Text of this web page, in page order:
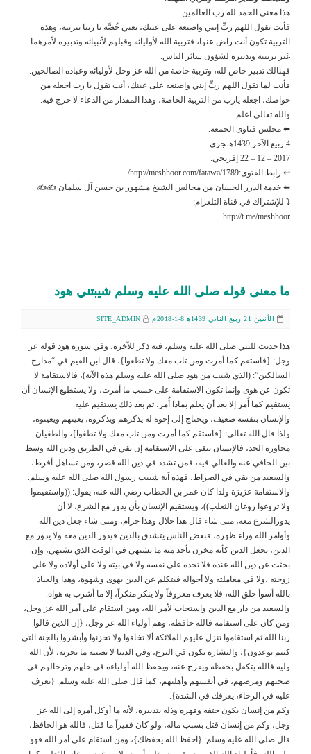
هذا معنى الحمد لله رب العالمين.
فأنت تقول اللهم ربِّ إبني واصنعه على عينك، يعني خُصَّه يا ربنا بتربية، وهذه
التربية تكون أنت راض عنها، فتربية الله لأوليائه وقبلهم لأنبيائه وتدبيره لأمرهما
غير تربيته وتدبيره لشؤون سائر الناس.
فهنالك تدبير خاص لله، وتربية خاصة من الله عز وجل لأوليائه وعباده الصالحين.
فأنت لما تقول اللهم ربِّ إبني واصنعه على عينك، أنت تقول يا رب اجعله من
خواصك، اجعله يارب من التربية الخاصة، وهذا المقدار من الدعاء لا حرج فيه.
والله تعالى اعلم .
⬅ مجلس فتاوى الجمعة.
4 ربيع الآخر 1439هـجري.
2017 – 12 – 22 إفرنجي.
↩ رابط الفتوى:http://meshhoor.com/fatawa/1789/
⬅ خدمة الدرر الحسان من مجالس الشيخ مشهور بن حسن آل سلمان ✍✍
⤵ للإشتراك في قناة التلغرام:
http://t.me/meshhoor
ما معنى قوله صلى الله عليه وسلم شيبتني هود
الأثنين 21 ربيع الثاني 1439ﻫ 8-1-2018م SITE_ADMIN
هذا حديث للنبي صلى الله عليه وسلم، فيه ذكر للآخرة، وفي سورة هود قوله عز
وجل: {فاستقم كما أمرت ومن تاب معك ولا تطغوا}، قال ابن القيم في “مدارج
السالكين”: (الذي شيب من هود صلى الله عليه وسلم هذه الآية)، فالاستقامة لا
تكون عن هوى وإنما تكون الاستقامة على حسب ما أمرت، ولا يستطيع الإنسان أن
يستقيم كما أُمر إلا بعد أن يعلم بماذا أُمر، ثم بعد ذلك يستقيم عليه.
والإنسان بنفسه ضعيف، ويحتاج إلى إخوة له يذكرهم ويذكروه، يعينهم ويعينوه،
ولذا قال الله تعالى: {فاستقم كما أمرت ومن تاب معك ولا تطغوا}، والطغيان
مجاوزة الحد، فالإنسان يبقى على الاستقامة إن بقي في الطريق ودين الله وسط
بين الجافي عنه والغالي فيه، فمن تشدد في دين الله قصر، ومن تساهل أفرط،
والسعيد من بقي في الصراط، فهذه آية شيبت رسول الله صلى الله عليه وسلم.
والاستقامة عزيزة ولذا كان عمر بن الخطاب رضي الله عنه، يقول: ((واستقيموا
ولا تروغوا روغان الثعلب))، ويستقيم الإنسان بأن يدور مع الشرع، لا أن
يدورالشرع معه، متى شاء قال هذا حلال وهذا حرام، ومتى شاء جعل دين الله
وأوامر الله وراء ظهره، فبعض الناس يتشدق بالدين فيدور الدين معه ولا يدور مع
الدين، يجعل الدين كأنه مخزن يأخذ منه ما يشتهي في الوقت الذي يشتهي، وإن
بحثت عن دين الله عنده فلا تجده على نفسه ولا في بيته ولا على أولاده ولا على
زوجته ،ولا في معاملته ولا أحواله فيتكلم عن الدين بهوى وشهوة، وهذا والعياذ
بالله أسوأ خلق الله، فلا يعرف معروفاً ولا ينكر منكراً، إلا ما أشرب به هواه.
والسعيد من دار مع الدين واستجاب لأمر الله، ومن استقام على أمر الله عز وجل،
ومن كان على استقامة فالله حافظه، وهم أولياء الله عز وجل، {إن الذين قالوا
ربنا الله ثم استقاموا تنزل عليهم الملائكة ألا تخافوا ولا تحزنوا وأبشروا بالجنة التي
كنتم توعدون}، والبشارة تكون في النزع، وفي الدنيا لا يصيبه ما يحزنه، لأن الله
وليه فالله يتكفل بحفظه ويفرج عنه، ويحفظ الله أولياءه في حلهم وترحالهم في
صحتهم ومرضهم، في أنفسهم وأهليهم، كما قال صلى الله عليه وسلم: {تعرف
عليه في الرخاء، يعرفك في الشدة}.
وكم من إنسان يكون حتفه وقهره وذله بتدبيره، لأنه ما أوكل أمره إلى الله عز
وجل، وكم من إنسان قتل بسبب ماله، ولو كان فقيراً ما قتل، فالله هو الحافظ،
قال صلى الله عليه وسلم: {احفظ الله يحفظك}، ومن استقام على أمر الله فهو